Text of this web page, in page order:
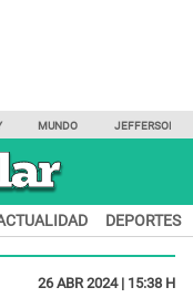
MUNDO JEFFERSON
DEPORTES
26 ABR 2024 | 15:38 H